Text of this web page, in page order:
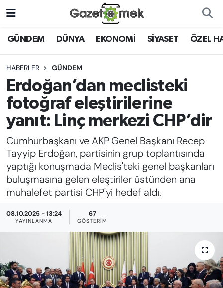
GÜNDEM DÜNYA EKONOMİ SİYASET ÖZEL
HABERLER GÜNDEM
Erdoğan’dan meclisteki
fotoğraf eleştirilerine
yanıt: Linç merkezi CHP’dir
Cumhurbaşkanı ve AKP Genel Başkanı Recep
Tayyip Erdoğan, partisinin grup toplantısında
yaptığı konuşmada Meclis'teki genel başkanları
buluşmasına gelen eleştiriler üstünden ana
muhalefet partisi CHP'yi hedef aldı.
08.10.2025 - 13:24
YAYINLANMA
67
GÖSTERIM
DÜNYA
EKONOMİ
EMEK HABERLERİ
YENİ MEDYADA EMEK
GAZETECİLİĞİNİ GELİŞTİRMEK
FAYDALI BİLGİLER
GÜNDEM
SPOR
Nöbetçi Eczaneler
Hava Durumu
İstanbul Namaz Vakitleri
Trafik Durumu
Süper Lig Puan Durumu ve Fikstür
Tüm Manşetler
Son Dakika Haberleri
Haber Arşivi